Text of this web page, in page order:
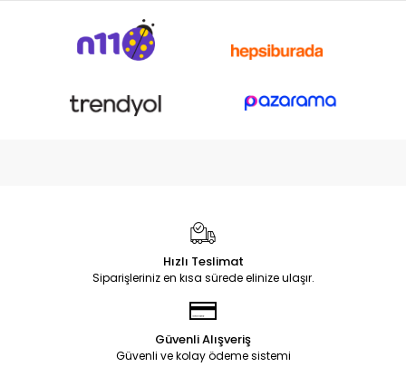
Hızlı Teslimat
Siparişleriniz en kısa sürede elinize ulaşır.
Güvenli Alışveriş
Güvenli ve kolay ödeme sistemi